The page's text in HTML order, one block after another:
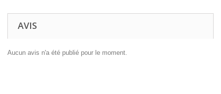
AVIS
Aucun avis n'a été publié pour le moment.